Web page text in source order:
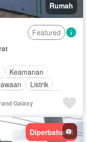
Rumah
Featured
Keamanan
Listrik
Galaxy
Diperbaharui